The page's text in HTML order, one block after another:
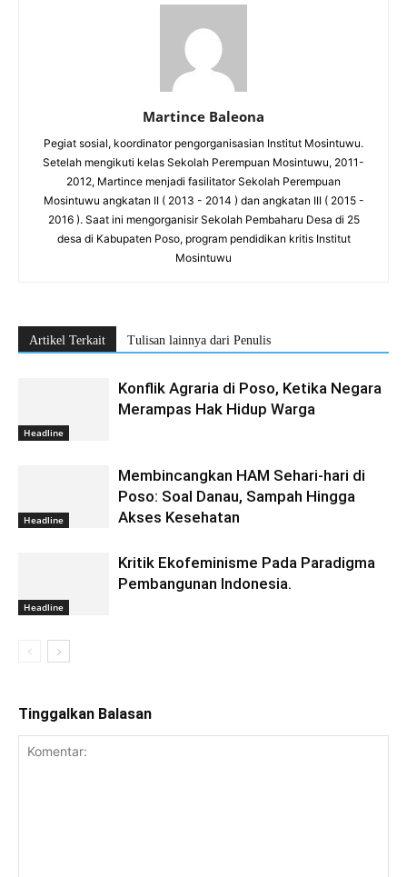
Martince Baleona
Pegiat sosial, koordinator pengorganisasian Institut Mosintuwu.
Setelah mengikuti kelas Sekolah Perempuan Mosintuwu, 2011-
2012, Martince menjadi fasilitator Sekolah Perempuan
Mosintuwu angkatan II ( 2013 - 2014 ) dan angkatan III ( 2015 -
2016 ). Saat ini mengorganisir Sekolah Pembaharu Desa di 25
desa di Kabupaten Poso, program pendidikan kritis Institut
Mosintuwu
Artikel Terkait Tulisan lainnya dari Penulis
Headline
Konflik Agraria di Poso, Ketika Negara
Merampas Hak Hidup Warga
Headline
Membincangkan HAM Sehari-hari di
Poso: Soal Danau, Sampah Hingga
Akses Kesehatan
Headline
Kritik Ekofeminisme Pada Paradigma
Pembangunan Indonesia.
Tinggalkan Balasan